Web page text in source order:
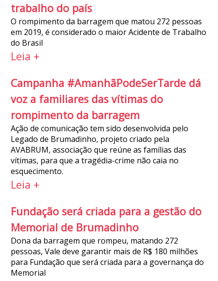
trabalho do país
O rompimento da barragem que matou 272 pessoas
em 2019, é considerado o maior Acidente de Trabalho
do Brasil
Leia +
Campanha #AmanhãPodeSerTarde dá
voz a familiares das vítimas do
rompimento da barragem
Ação de comunicação tem sido desenvolvida pelo
Legado de Brumadinho, projeto criado pela
AVABRUM, associação que reúne as famílias das
vítimas, para que a tragédia-crime não caia no
esquecimento.
Leia +
Fundação será criada para a gestão do
Memorial de Brumadinho
Dona da barragem que rompeu, matando 272
pessoas, Vale deve garantir mais de R$ 180 milhões
para Fundação que será criada para a governança do
Memorial